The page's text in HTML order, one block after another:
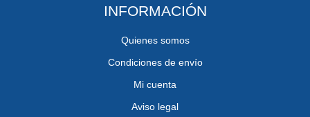
INFORMACIÓN
Quienes somos
Condiciones de envío
Mi cuenta
Aviso legal